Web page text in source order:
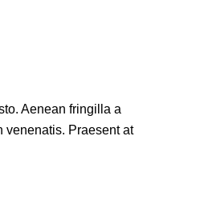
Aenean fringilla a
venenatis. Praesent at